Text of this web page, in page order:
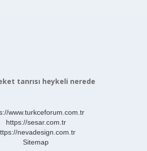
tanrısı heykeli nerede
www.turkceforum.com.tr
https://sesar.com.tr
nevadesign.com.tr
Sitemap